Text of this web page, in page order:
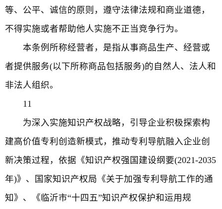
等、公平、诚信的原则，遵守法律法规和商业道德，
不得实施或者帮助他人实施不正当竞争行为。
本条例所称经营者，是指从事商品生产、经营或
者提供服务(以下所称商品包括服务)的自然人、法人和
非法人组织。
11
为深入实施知识产权战略，引导企业积极探索构
建高价值专利创造新模式，推动专利导航融入企业创
新决策过程，依据《知识产权强国建设纲要(2021-2035
年)》、国家知识产权局《关于加强专利导航工作的通
知》、《临沂市“十四五”知识产权保护和运用规